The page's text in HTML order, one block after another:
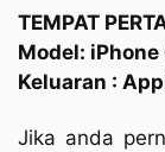
TEMPAT
Model:
Keluaran :
Jika anda